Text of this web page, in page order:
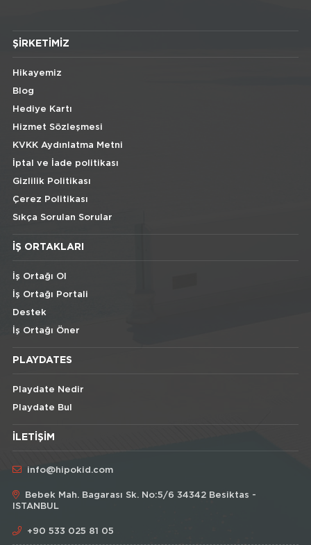
ŞIRKETIMIZ
Hikayemiz
Blog
Hediye Kartı
Hizmet Sözleşmesi
KVKK Aydınlatma Metni
İptal ve İade politikası
Gizlilik Politikası
Çerez Politikası
Sıkça Sorulan Sorular
İŞ ORTAKLARI
İş Ortağı Ol
İş Ortağı Portali
Destek
İş Ortağı Öner
PLAYDATES
Playdate Nedir
Playdate Bul
İLETIŞIM
info@hipokid.com
Bebek Mah. Bagarası Sk. No:5/6 34342 Besiktas -
ISTANBUL
+90 533 025 81 05